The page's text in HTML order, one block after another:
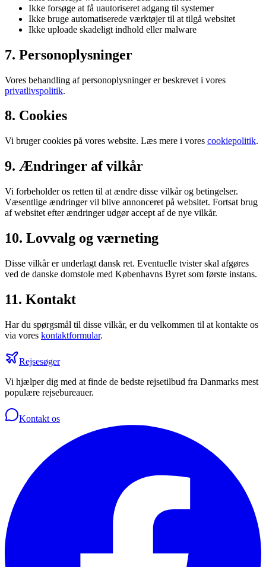
Ikke forsøge at få uautoriseret adgang til systemer
Ikke bruge automatiserede værktøjer til at tilgå websitet
Ikke uploade skadeligt indhold eller malware
7. Personoplysninger
Vores behandling af personoplysninger er beskrevet i vores
privatlivspolitik.
8. Cookies
Vi bruger cookies på vores website. Læs mere i vores cookiepolitik.
9. Ændringer af vilkår
Vi forbeholder os retten til at ændre disse vilkår og betingelser.
Væsentlige ændringer vil blive annonceret på websitet. Fortsat brug
af websitet efter ændringer udgør accept af de nye vilkår.
10. Lovvalg og værneting
Disse vilkår er underlagt dansk ret. Eventuelle tvister skal afgøres
ved de danske domstole med Københavns Byret som første instans.
11. Kontakt
Har du spørgsmål til disse vilkår, er du velkommen til at kontakte os
via vores kontaktformular.
Rejsesøger
Vi hjælper dig med at finde de bedste rejsetilbud fra Danmarks mest
populære rejsebureauer.
Kontakt os